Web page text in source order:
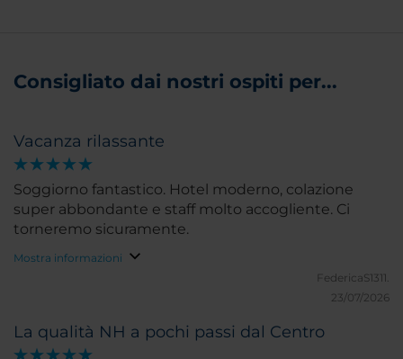
Consigliato dai nostri ospiti per...
Vacanza rilassante
Soggiorno fantastico. Hotel moderno, colazione
super abbondante e staff molto accogliente. Ci
torneremo sicuramente.
Mostra informazioni
FedericaS1311.
23/07/2026
La qualità NH a pochi passi dal Centro